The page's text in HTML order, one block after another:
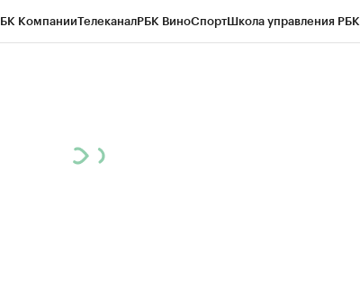
КомпанииТелеканалРБК ВиноСпортШкола управления РБК